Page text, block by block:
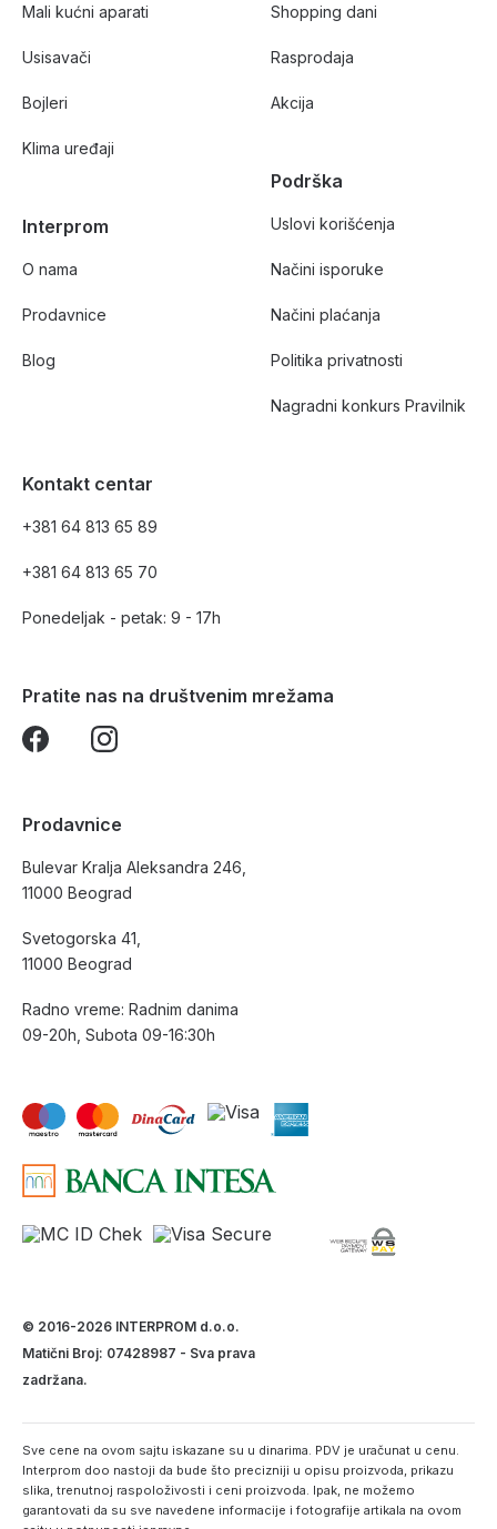
Mali kućni aparati
Usisavači
Bojleri
Klima uređaji
Interprom
O nama
Prodavnice
Blog
Shopping dani
Rasprodaja
Akcija
Podrška
Uslovi korišćenja
Načini isporuke
Načini plaćanja
Politika privatnosti
Nagradni konkurs Pravilnik
Kontakt centar
+381 64 813 65 89
+381 64 813 65 70
Ponedeljak - petak: 9 - 17h
Pratite nas na društvenim mrežama
Prodavnice
Bulevar Kralja Aleksandra 246,
11000 Beograd
Svetogorska 41,
11000 Beograd
Radno vreme: Radnim danima
09-20h, Subota 09-16:30h
© 2016-2026 INTERPROM d.o.o.
Matični Broj: 07428987 - Sva prava
zadržana.
Sve cene na ovom sajtu iskazane su u dinarima. PDV je uračunat u cenu.
Interprom doo nastoji da bude što precizniji u opisu proizvoda, prikazu
slika, trenutnoj raspoloživosti i ceni proizvoda. Ipak, ne možemo
garantovati da su sve navedene informacije i fotografije artikala na ovom